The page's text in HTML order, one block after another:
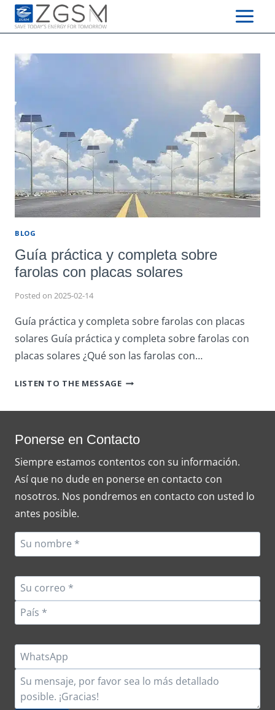
Skip
BLOG
Guía práctica y completa sobre
farolas con placas solares
Posted on 2025-02-14
Guía práctica y completa sobre farolas con placas
solares Guía práctica y completa sobre farolas con
placas solares ¿Qué son las farolas con…
LISTEN TO THE MESSAGEGUÍA
Y
SOBRE
CON
PLACAS
SOLARES
Ponerse en Contacto
Siempre estamos contentos con su información.
Así que no dude en ponerse en contacto con
nosotros. Nos pondremos en contacto con usted lo
antes posible.